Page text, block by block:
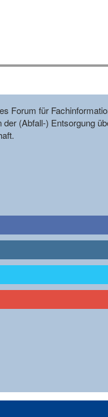
Forum für
(Abfall-) Entsorgung